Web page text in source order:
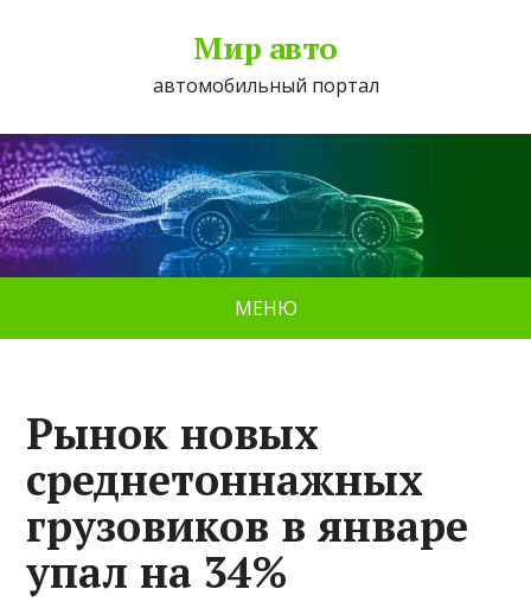
Мир авто
автомобильный портал
МЕНЮ
Рынок новых
среднетоннажных
грузовиков в январе
упал на 34%